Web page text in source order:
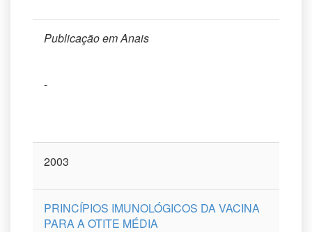
Publicação em Anais
-
2003
PRINCÍPIOS IMUNOLÓGICOS DA VACINA
PARA A OTITE MÉDIA